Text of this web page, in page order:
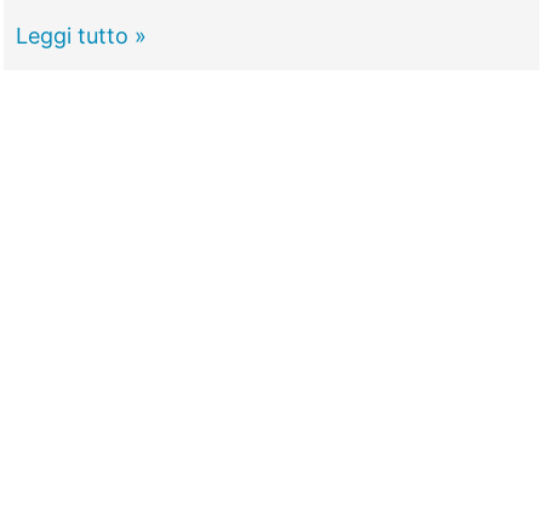
MARCELLINA
Leggi tutto »